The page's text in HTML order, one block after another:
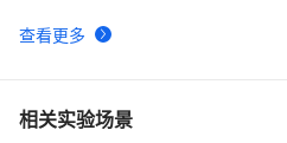
查看更多
相关实验场景